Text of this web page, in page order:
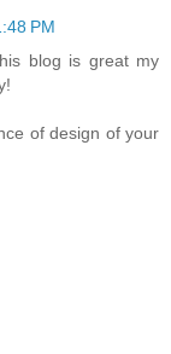
PM
blog is great my
of design of your